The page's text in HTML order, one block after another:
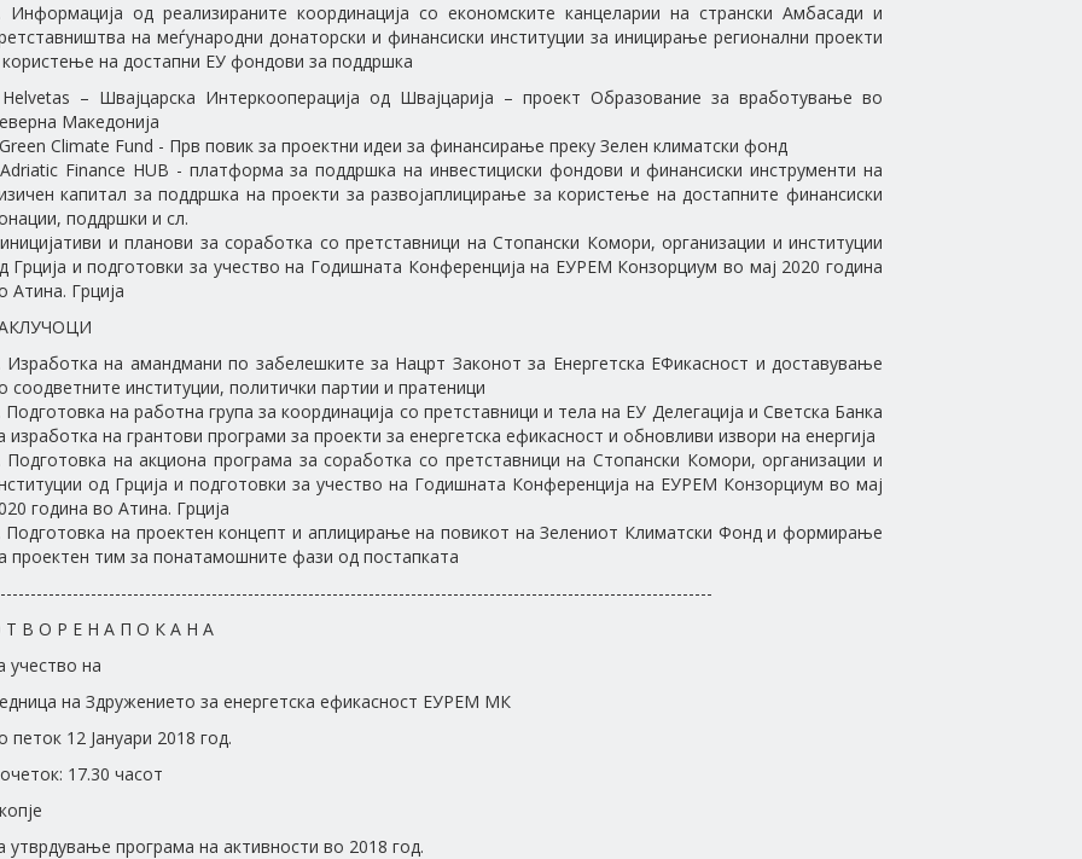
Информација од реализираните координација со економските канцеларии на странски Амбасади и
на меѓународни донаторски и финансиски институции за иницирање регионални проекти
на достапни ЕУ фондови за поддршка
– Швајцарска Интеркооперација од Швајцарија – проект Образование за вработување во
Македонија
Climate Fund - Прв повик за проектни идеи зa финансирање преку Зелен климатски фонд
Finance HUB - платформа за поддршка на инвестициски фондови и финансиски инструменти на
капитал за поддршка на проекти за развојаплицирање за користење на достапните финансиски
поддршки и сл.
и планови за соработка со претставници на Стопански Комори, организации и институции
Грција и подготовки за учество на Годишната Конференција на ЕУРЕМ Конзорциум во мај 2020 година
Атина. Грција
Изработка на амандмани по забелешките за Нацрт Законот за Енергетска ЕФикасност и доставување
соодветните институции, политички партии и пратеници
Подготовка на работна група за координација со претставници и тела на ЕУ Делегација и Светска Банка
изработка на грантови програми за проекти за енергетска ефикасност и обновливи извори на енергија
Подготовка на акциона програма за соработка со претставници на Стопански Комори, организации и
од Грција и подготовки за учество на Годишната Конференција на ЕУРЕМ Конзорциум во мај
година во Атина. Грција
Подготовка на проектен концепт и аплицирање на повикот на Зелениот Климатски Фонд и формирање
проектен тим за понатамошните фази од постапката
Т В О Р Е Н А П О К А Н А
учество на
на Здружението за енергетска ефикасност ЕУРЕМ МК
петок 12 Јануари 2018 год.
17.30 часот
утврдување програма на активности во 2018 год.